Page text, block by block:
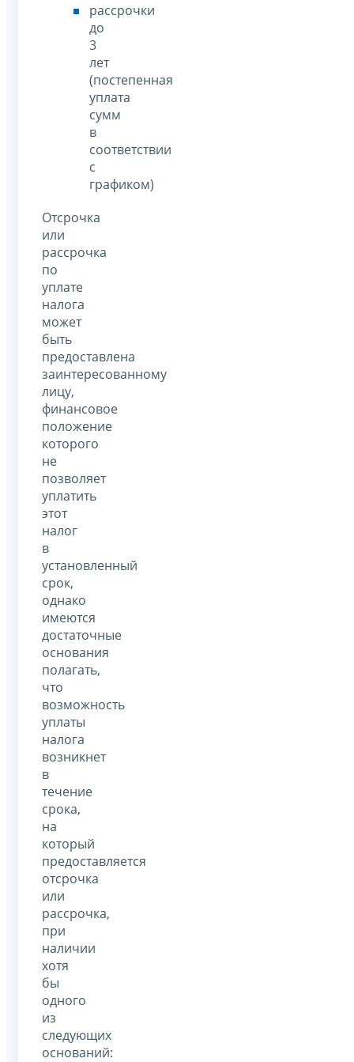
рассрочки
до
3
лет
(постепенная
уплата
сумм
в
соответствии
с
графиком)
Отсрочка
или
рассрочка
по
уплате
налога
может
быть
предоставлена
заинтересованному
лицу,
финансовое
положение
которого
не
позволяет
уплатить
этот
налог
в
установленный
срок,
однако
имеются
достаточные
основания
полагать,
что
возможность
уплаты
налога
возникнет
в
течение
срока,
на
который
предоставляется
отсрочка
или
рассрочка,
при
наличии
хотя
бы
одного
из
следующих
оснований: